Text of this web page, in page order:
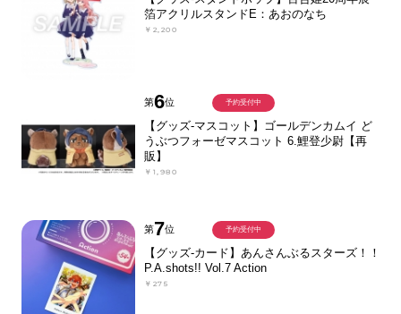
箔アクリルスタンドE：あおのなち
￥2,200
第6位
【グッズ-マスコット】ゴールデンカムイ ど
うぶつフォーゼマスコット 6.鯉登少尉【再
販】
￥1,980
予約受付中
第7位
【グッズ-カード】あんさんぶるスターズ！！
P.A.shots!! Vol.7 Action
￥275
予約受付中